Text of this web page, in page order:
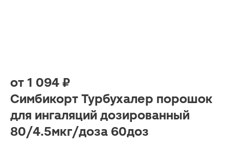
от 1 094 ₽
Симбикорт Турбухалер порошок
для ингаляций дозированный
80/4.5мкг/доза 60доз